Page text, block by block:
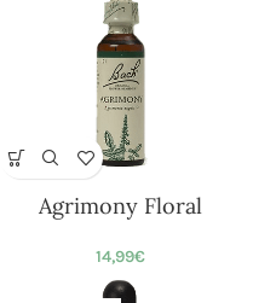
Agrimony Floral
14,99€